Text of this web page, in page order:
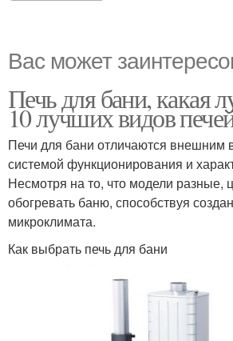
Вас может
Печь для бани, какая
10 лучших видов
Печи для бани отличаются внешним
системой функционирования и
Несмотря на то, что модели разные,
обогревать баню, способствуя
микроклимата.
Как выбрать печь для бани